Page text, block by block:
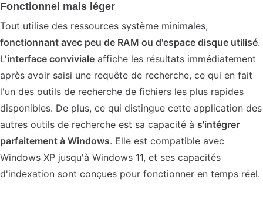
Fonctionnel mais léger
Tout utilise des ressources système minimales,
fonctionnant avec peu de RAM ou d'espace disque utilisé.
L'interface conviviale affiche les résultats immédiatement
après avoir saisi une requête de recherche, ce qui en fait
l'un des outils de recherche de fichiers les plus rapides
disponibles. De plus, ce qui distingue cette application des
autres outils de recherche est sa capacité à s'intégrer
parfaitement à Windows. Elle est compatible avec
Windows XP jusqu'à Windows 11, et ses capacités
d'indexation sont conçues pour fonctionner en temps réel.